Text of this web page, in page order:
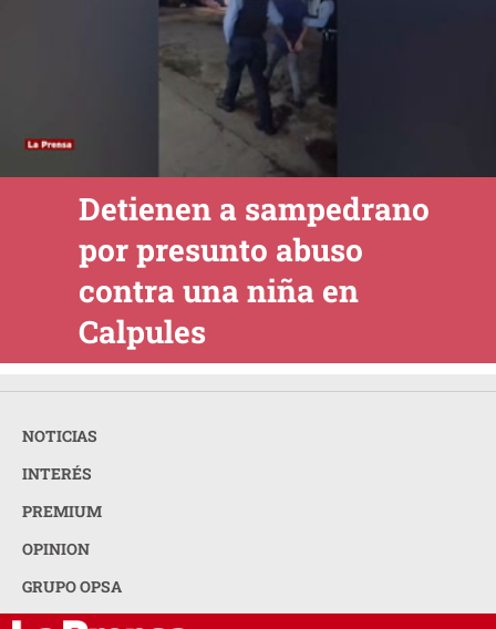
Detienen a sampedrano
por presunto abuso
contra una niña en
Calpules
NOTICIAS
INTERÉS
PREMIUM
OPINION
GRUPO OPSA